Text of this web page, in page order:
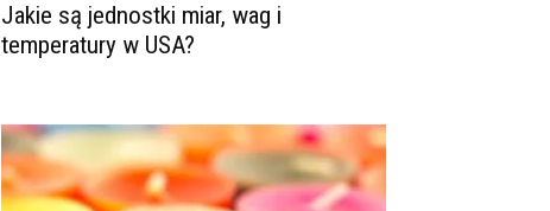
Jakie są jednostki miar, wag i
temperatury w USA?